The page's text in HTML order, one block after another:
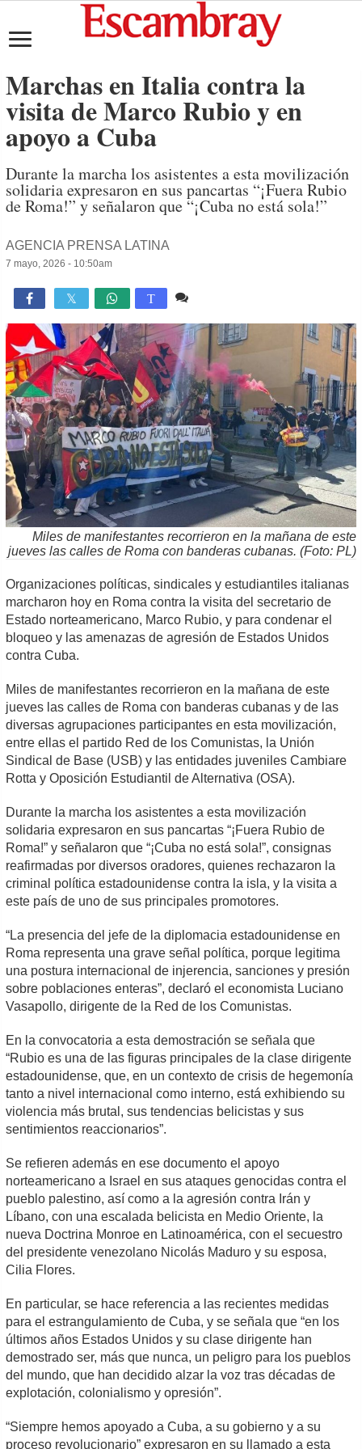
Marchas en Italia contra la
visita de Marco Rubio y en
apoyo a Cuba
Durante la marcha los asistentes a esta movilización
solidaria expresaron en sus pancartas “¡Fuera Rubio
de Roma!” y señalaron que “¡Cuba no está sola!”
AGENCIA PRENSA LATINA
7 mayo, 2026 - 10:50am
 T
Miles de manifestantes recorrieron en la mañana de este
jueves las calles de Roma con banderas cubanas. (Foto: PL)
Organizaciones políticas, sindicales y estudiantiles italianas
marcharon hoy en Roma contra la visita del secretario de
Estado norteamericano, Marco Rubio, y para condenar el
bloqueo y las amenazas de agresión de Estados Unidos
contra Cuba.
Miles de manifestantes recorrieron en la mañana de este
jueves las calles de Roma con banderas cubanas y de las
diversas agrupaciones participantes en esta movilización,
entre ellas el partido Red de los Comunistas, la Unión
Sindical de Base (USB) y las entidades juveniles Cambiare
Rotta y Oposición Estudiantil de Alternativa (OSA).
Durante la marcha los asistentes a esta movilización
solidaria expresaron en sus pancartas “¡Fuera Rubio de
Roma!” y señalaron que “¡Cuba no está sola!”, consignas
reafirmadas por diversos oradores, quienes rechazaron la
criminal política estadounidense contra la isla, y la visita a
este país de uno de sus principales promotores.
“La presencia del jefe de la diplomacia estadounidense en
Roma representa una grave señal política, porque legitima
una postura internacional de injerencia, sanciones y presión
sobre poblaciones enteras”, declaró el economista Luciano
Vasapollo, dirigente de la Red de los Comunistas.
En la convocatoria a esta demostración se señala que
“Rubio es una de las figuras principales de la clase dirigente
estadounidense, que, en un contexto de crisis de hegemonía
tanto a nivel internacional como interno, está exhibiendo su
violencia más brutal, sus tendencias belicistas y sus
sentimientos reaccionarios”.
Se refieren además en ese documento el apoyo
norteamericano a Israel en sus ataques genocidas contra el
pueblo palestino, así como a la agresión contra Irán y
Líbano, con una escalada belicista en Medio Oriente, la
nueva Doctrina Monroe en Latinoamérica, con el secuestro
del presidente venezolano Nicolás Maduro y su esposa,
Cilia Flores.
En particular, se hace referencia a las recientes medidas
para el estrangulamiento de Cuba, y se señala que “en los
últimos años Estados Unidos y su clase dirigente han
demostrado ser, más que nunca, un peligro para los pueblos
del mundo, que han decidido alzar la voz tras décadas de
explotación, colonialismo y opresión”.
“Siempre hemos apoyado a Cuba, a su gobierno y a su
proceso revolucionario” expresaron en su llamado a esta